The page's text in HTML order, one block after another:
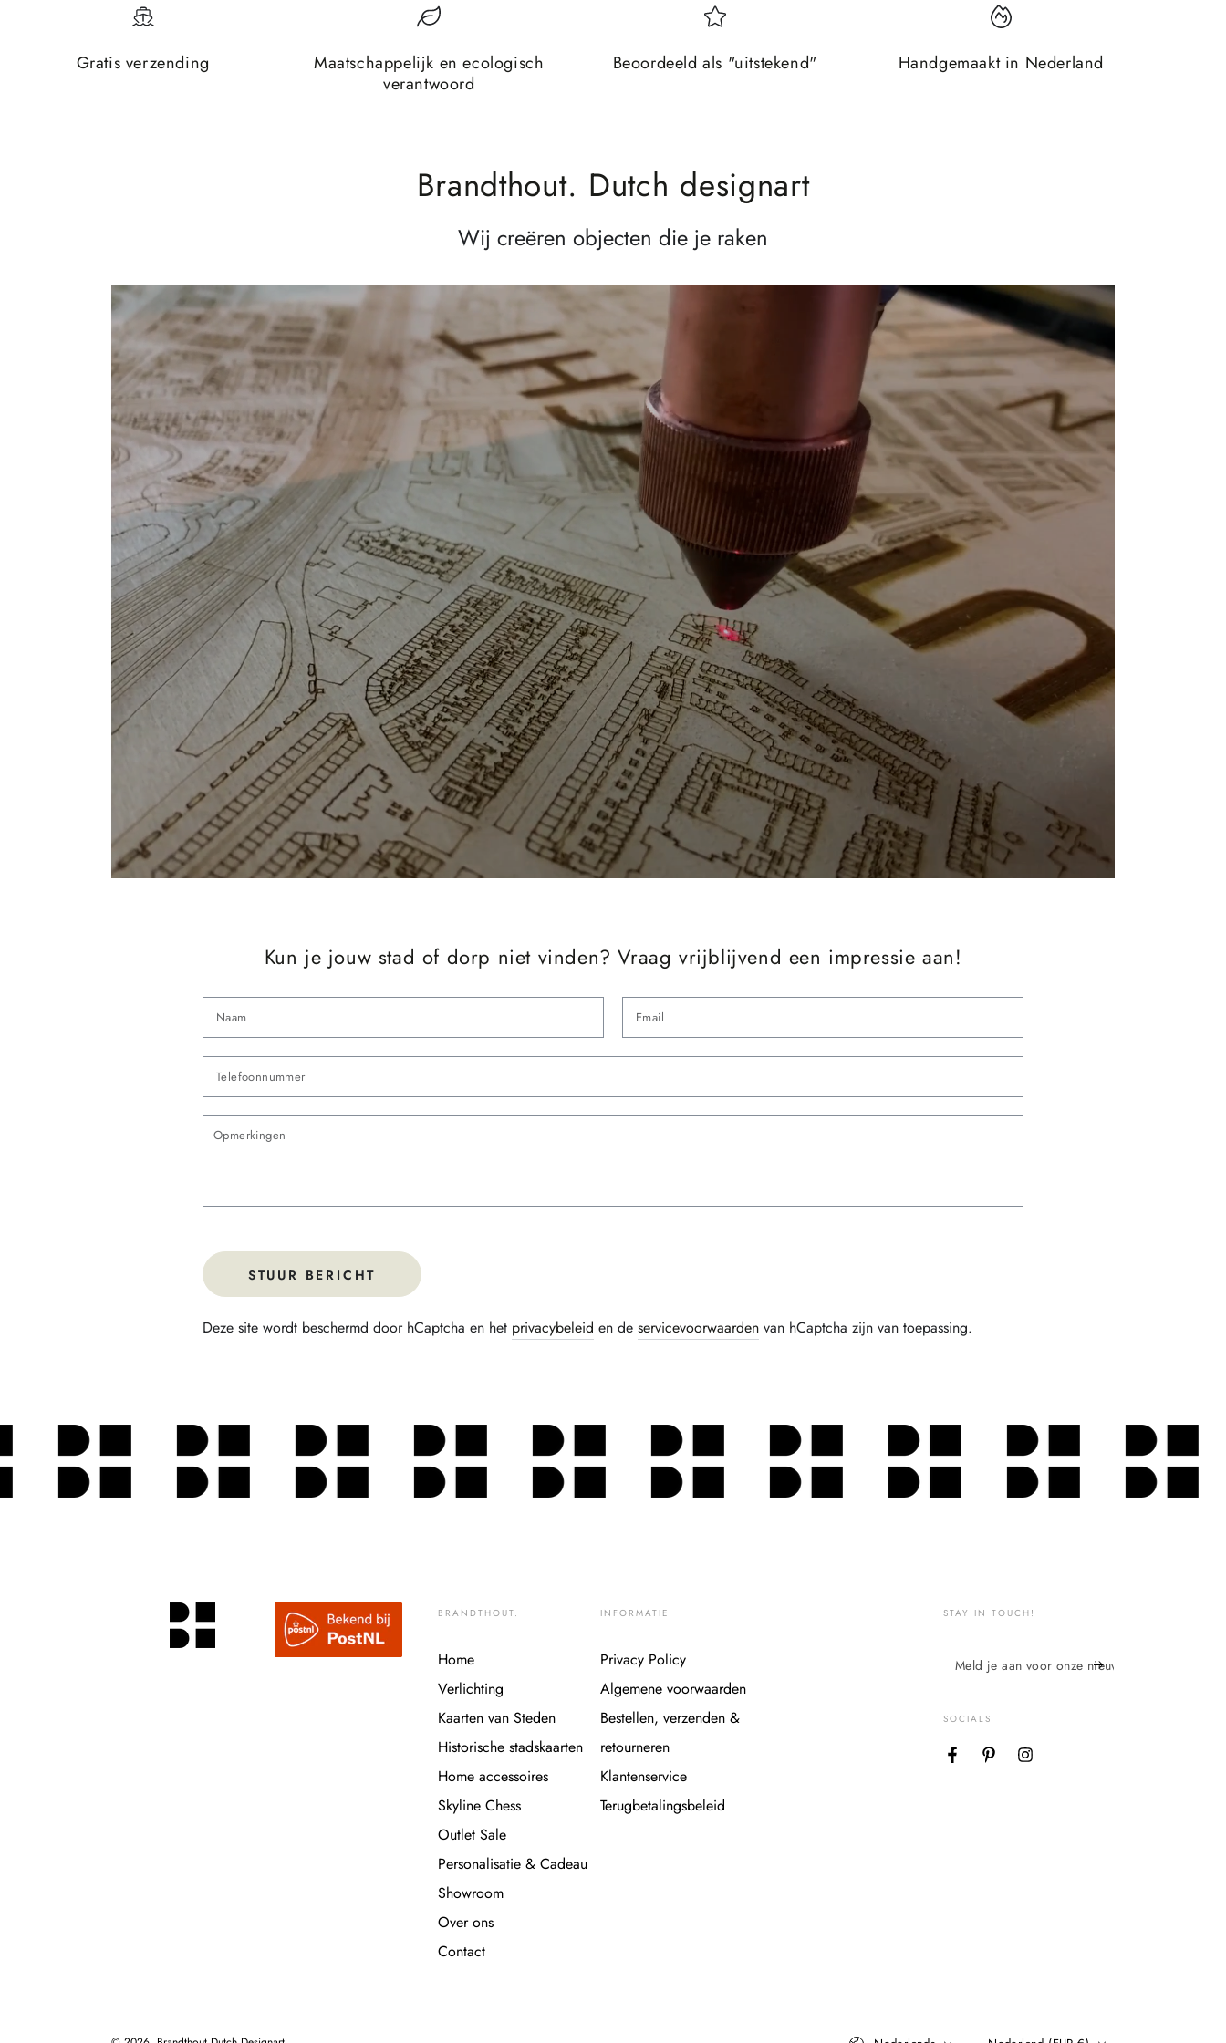
Gratis verzending
Maatschappelijk en ecologisch
verantwoord
Beoordeeld als "uitstekend" Handgemaakt in Nederland
Brandthout. Dutch designart
Wij creëren objecten die je raken
Kun je jouw stad of dorp niet vinden? Vraag vrijblijvend een impressie aan!
Naam
*
STUUR BERICHT
Deze site wordt beschermd door hCaptcha en het privacybeleid en de servicevoorwaarden van hCaptcha zijn van toepassing.
BRANDTHOUT.
Home
Verlichting
Kaarten van Steden
Historische stadskaarten
Home accessoires
Skyline Chess
Outlet Sale
Personalisatie & Cadeau
Showroom
Over ons
Contact
INFORMATIE
Privacy Policy
Algemene voorwaarden
Bestellen, verzenden &
retourneren
Klantenservice
Terugbetalingsbeleid
STAY IN TOUCH!
Meld
je
aan
voor
SOCIALS
FacebookPinterestInstagram